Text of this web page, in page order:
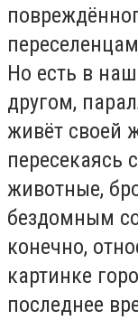
Но есть в
другом,
живёт своей
пересекаясь
животные,
бездомным
конечно,
картинке
последнее